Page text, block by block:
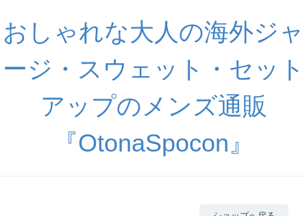
おしゃれな大人の海外ジャ
ージ・スウェット・セット
アップのメンズ通販
『OtonaSpocon』